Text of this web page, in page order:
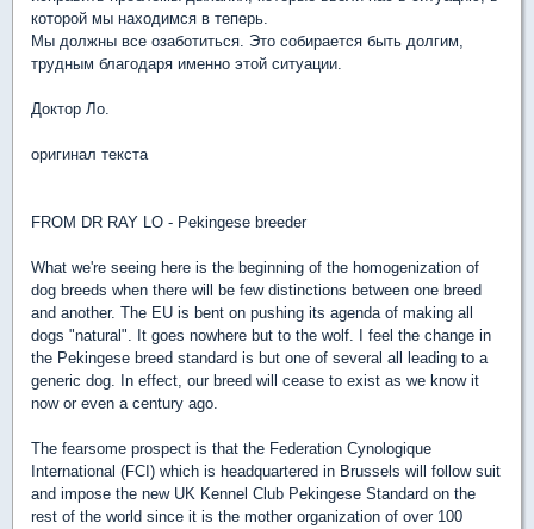
которой мы находимся в теперь.
Мы должны все озаботиться. Это собирается быть долгим,
трудным благодаря именно этой ситуации.
Доктор Ло.
оригинал текста
FROM DR RAY LO - Pekingese breeder
What we're seeing here is the beginning of the homogenization of
dog breeds when there will be few distinctions between one breed
and another. The EU is bent on pushing its agenda of making all
dogs "natural". It goes nowhere but to the wolf. I feel the change in
the Pekingese breed standard is but one of several all leading to a
generic dog. In effect, our breed will cease to exist as we know it
now or even a century ago.
The fearsome prospect is that the Federation Cynologique
International (FCI) which is headquartered in Brussels will follow suit
and impose the new UK Kennel Club Pekingese Standard on the
rest of the world since it is the mother organization of over 100